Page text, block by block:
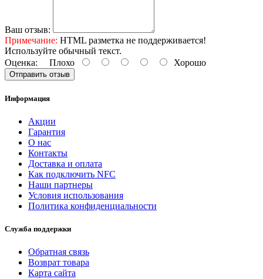
Ваш отзыв:
Примечание: HTML разметка не поддерживается!
Используйте обычный текст.
Оценка: Плохо Хорошо
Отправить отзыв
Информация
Акции
Гарантия
O нас
Контакты
Доставка и оплата
Как подключить NFC
Наши партнеры
Условия использования
Политика конфиденциальности
Служба поддержки
Обратная связь
Возврат товара
Карта сайта